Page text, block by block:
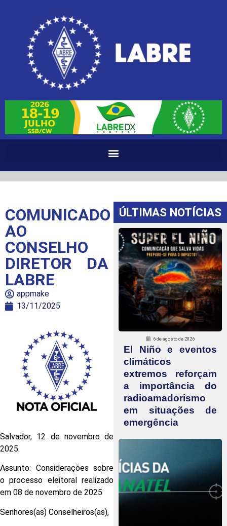
COMUNICADO
AO
CONSELHO
DIRETOR DA
LABRE
appmake
13/11/2025
Salvador, 12 de novembro de
2025.
Assunto: Considerações sobre
o processo eleitoral realizado
em 08 de novembro de 2025
Senhores(as) Conselheiros(as),
ÚLTIMAS NOTÍCIAS
6 de agosto de 2026
El Niño e eventos
climáticos
extremos reforçam
a importância do
radioamadorismo
em situações de
emergência